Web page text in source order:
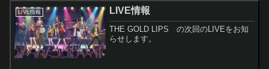
ます 沢山...
LIVE情報 LIVE情報
THE GOLD LIPS の次回のLIVEをお知
らせします。